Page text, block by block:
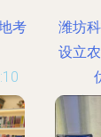
考
潍坊
设立
更新